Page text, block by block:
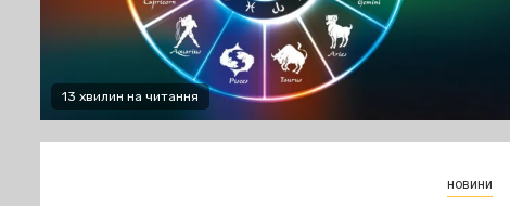
13 хвилин на читання
новини